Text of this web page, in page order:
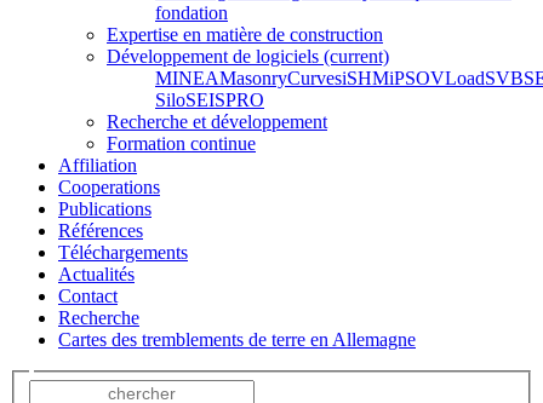
fondation
Expertise en matière de construction
Développement de logiciels (current)
MINEAMasonryCurvesiSHMiPSOVLoadSVBS
SiloSEISPRO
Recherche et développement
Formation continue
Affiliation
Cooperations
Publications
Références
Téléchargements
Actualités
Contact
Recherche
Cartes des tremblements de terre en Allemagne